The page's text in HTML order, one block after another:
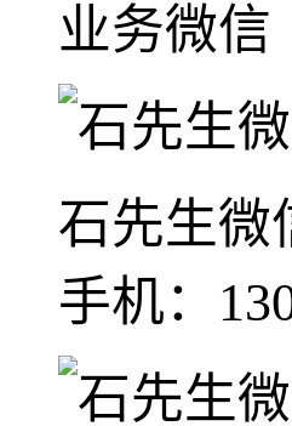
业务微信
石先生微
手机：